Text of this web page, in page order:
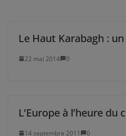
Le Haut Karabagh :
22 mai 2014 0
L’Europe à l’heure du
14 septembre 2011 0